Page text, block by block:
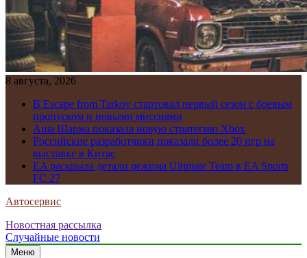
8 августа, 2026
В Escape from Tarkov стартовал первый сезон с боевым
пропуском и новыми миссиями
Аша Шарма показала новую стратегию Xbox
Российские разработчики показали более 20 игр на
выставке в Китае
EA раскрыла детали режима Ultimate Team в EA Sports
FC 27
Автосервис
Новостная рассылка
Случайные новости
Меню